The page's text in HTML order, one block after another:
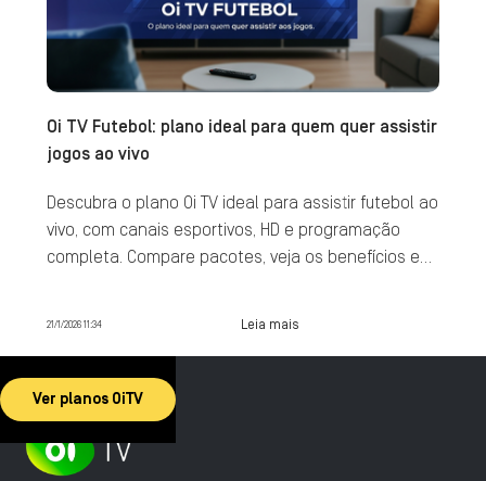
Oi TV Futebol: plano ideal para quem quer assistir
jogos ao vivo
Descubra o plano Oi TV ideal para assistir futebol ao
vivo, com canais esportivos, HD e programação
completa. Compare pacotes, veja os benefícios e
21/1/2026 11:34 Leia mais
Ver planos OiTV